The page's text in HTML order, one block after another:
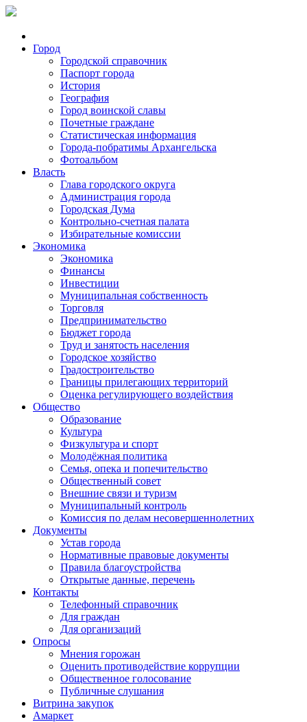
Город
Городской справочник
Паспорт города
История
География
Город воинской славы
Почетные граждане
Статистическая информация
Города-побратимы Архангельска
Фотоальбом
Власть
Глава городского округа
Администрация города
Городская Дума
Контрольно-счетная палата
Избирательные комиссии
Экономика
Экономика
Финансы
Инвестиции
Муниципальная собственность
Торговля
Предпринимательство
Бюджет города
Труд и занятость населения
Городское хозяйство
Градостроительство
Границы прилегающих территорий
Оценка регулирующего воздействия
Общество
Образование
Культура
Физкультура и спорт
Молодёжная политика
Семья, опека и попечительство
Общественный совет
Внешние связи и туризм
Муниципальный контроль
Комиссия по делам несовершеннолетних
Документы
Устав города
Нормативные правовые документы
Правила благоустройства
Открытые данные, перечень
Контакты
Телефонный справочник
Для граждан
Для организаций
Опросы
Мнения горожан
Оценить противодействие коррупции
Общественное голосование
Публичные слушания
Витрина закупок
Амаркет